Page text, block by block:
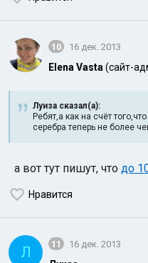
10 16 дек. 2013
Elena Vasta (сайт-
Луиза сказал(а):
Ребят,а как на счёт
серебра теперь не более
а вот тут пишут, что до
Нравится
Л 11 16 дек. 2013